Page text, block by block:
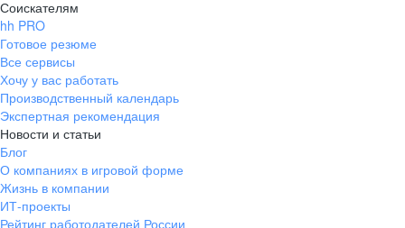
Соискателям
hh PRO
Готовое резюме
Все сервисы
Хочу у вас работать
Производственный календарь
Экспертная рекомендация
Новости и статьи
Блог
О компаниях в игровой форме
Жизнь в компании
ИТ-проекты
Рейтинг работодателей России